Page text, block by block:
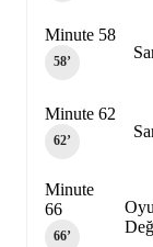
Minute 58
58‎’‎
Minute 62
62‎’‎
Minute
66
66‎’‎